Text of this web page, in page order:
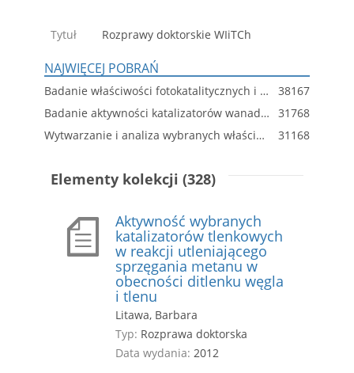
Tytuł Rozprawy doktorskie WIiTCh
NAJWIĘCEJ POBRAŃ
Badanie właściwości fotokatalitycznych i charakterystyka fizykochemiczna nanokrystalicznych filmów TiO₂ na podłożu ceramicznym
38167
Badanie aktywności katalizatorów wanadowych w reakcji odwodornienia izobutanu do izobutenu w obecności ditlenku węgla
31768
Wytwarzanie i analiza wybranych właściwości nanokompozytów poli(chlorku winylu) z montmorylonitem (PVC/MMT)
31168
Elementy kolekcji (328)
Aktywność wybranych
katalizatorów tlenkowych
w reakcji utleniającego
sprzęgania metanu w
obecności ditlenku węgla
i tlenu
Litawa, Barbara
Typ: Rozprawa doktorska
Data wydania: 2012